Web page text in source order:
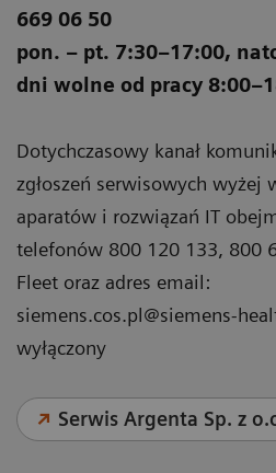
669 06 50
pon. – pt. 7:30–17:00,
dni wolne od pracy
Dotychczasowy kanał
zgłoszeń serwisowych wyżej
aparatów i rozwiązań IT
telefonów 800 120 133, 800
Fleet oraz adres email:
siemens.cos.pl@siemens-
wyłączony
Serwis Argenta Sp. z